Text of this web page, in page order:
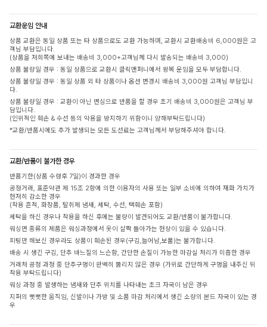
교환운임 안내
상품 교환은 동일 상품 또는 타 상품으로도 교환 가능하며, 교환시 교환배송비 6,000원은 고
객님 부담입니다.
(상품을 저희쪽에 보내는 배송비 3,000+고객님께 다시 발송되는 배송비 3,000)
상품 불량일 경우 : 동일 상품으로 교환시 클릭앤퍼니에서 왕복 운임을 모두 부담합니다.
상품 불량일 경우 : 동일 상품 외 타 상품이나 옵션 변경시 배송비 3,000원 고객님 부담입니
다.
상품 불량일 경우 : 교환이 아닌 변심으로 반품을 할 경우 초기 배송비 3,000원은 고객님 부
담입니다.
(인위적인 훼손 & 수선 등의 악용을 방지하기 위함이니 양해부탁드립니다)
*교환/반품시에도 추가 발생되는 모든 도선료는 고객님께서 부담해주셔야 합니다.
교환/반품이 불가한 경우
반품기한(상품 수령후 7일)이 경과한 경우
공정거래, 표준약관 제 15조 2항에 의한 이용자의 사용 또는 일부 소비에 의하여 재화 가치가
현저히 감소한 경우
(착용 흔적, 화장품, 탈취제 냄새, 세탁, 수선, 택훼손 포함)
세탁을 하신 경우나 착용을 하신 후에는 불량이 발견되어도 교환/반품이 불가합니다.
워싱면 종류의 제품은 워싱과정에서 옷이 살짝 돌아가는 현상이 있을 수 있습니다.
피팅만 해보신 경우라도 상품이 훼손된 경우(구김,늘어남,보풀)는 불가합니다.
배송 시 생긴 구김, 단추 바느질의 느슨함, 간단한 손질이 가능한 마감실 처리가 미흡한 경우
거래처 공정 과정 중 단추구멍이 완벽히 뚫리지 않은 경우 (가위로 간단하게 구멍을 내주신 뒤
착용 부탁드립니다)
워싱 과정 중 발생하는 냄새와 단추 위치를 나타내는 초크 자국이 남은 경우
지퍼의 뻣뻣한 움직임, 신발이나 가방 및 소품 마감 처리에서 생긴 소량의 본드 자국이 있는 경
우